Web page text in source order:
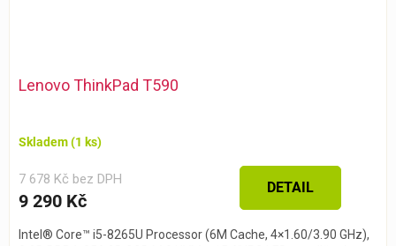
Lenovo ThinkPad T590
Skladem(1 ks)
7 678 Kč bez DPH
9 290 Kč
DETAIL
Intel® Core™ i5-8265U Processor (6M Cache, 4×1.60/3.90 GHz),